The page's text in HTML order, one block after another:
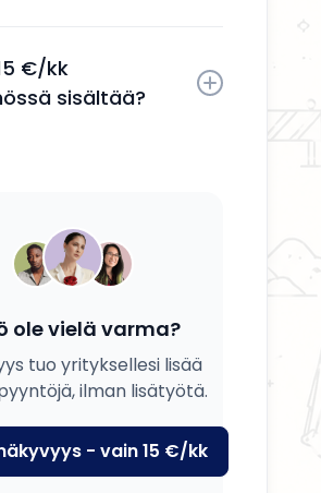
milloin tahansa.
€/kk
sisältää?
ole vielä varma?
tuo yrityksellesi lisää
ilman lisätyötä.
- vain 15 €/kk